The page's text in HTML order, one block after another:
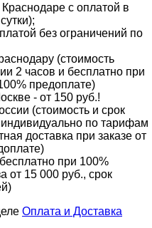
с оплатой в
без ограничений по
(стоимость
2 часов и бесплатно при
предоплате)
- от 150 руб.!
(стоимость и срок
индивидуально по тарифам
доставка при заказе от
при 100%
от 15 000 руб., срок
Оплата и Доставка